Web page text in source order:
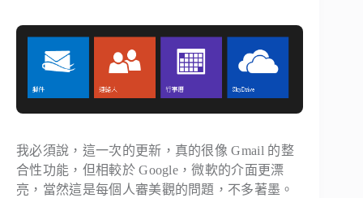
我必須說，這一次的更新，真的很像 Gmail 的整
合性功能，但相較於 Google，微軟的介面更漂
亮，當然這是每個人審美觀的問題，不多著墨。